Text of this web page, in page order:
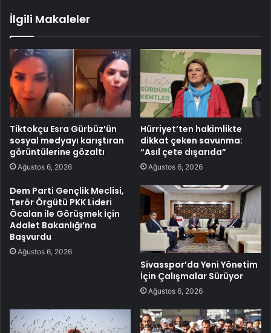
İlgili Makaleler
Tiktokçu Esra Gürbüz’ün
sosyal medyayı karıştıran
görüntülerine gözaltı
Ağustos 6, 2026
Hürriyet’ten hakimlikte
dikkat çeken savunma:
“Asıl çete dışarıda”
Ağustos 6, 2026
Dem Parti Gençlik Meclisi,
Terör Örgütü PKK Lideri
Öcalan ile Görüşmek İçin
Adalet Bakanlığı’na
Başvurdu
Ağustos 6, 2026
Sivasspor’da Yeni Yönetim
İçin Çalışmalar Sürüyor
Ağustos 6, 2026